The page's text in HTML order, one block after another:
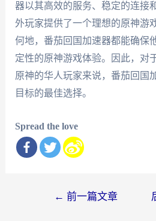
器以其高效的服务、稳定的连接
外玩家提供了一个理想的原神游
何地，番茄回国加速器都能确保
定性的原神游戏体验。因此，对
原神的华人玩家来说，番茄回国
目标的最佳选择。
Spread the love
← 前一篇文章